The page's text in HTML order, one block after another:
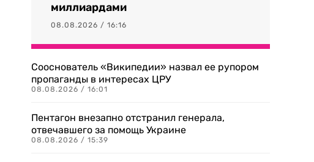
миллиардами
08.08.2026 / 16:16
Сооснователь «Википедии» назвал ее рупором
пропаганды в интересах ЦРУ
08.08.2026 / 16:01
Пентагон внезапно отстранил генерала,
отвечавшего за помощь Украине
08.08.2026 / 15:39